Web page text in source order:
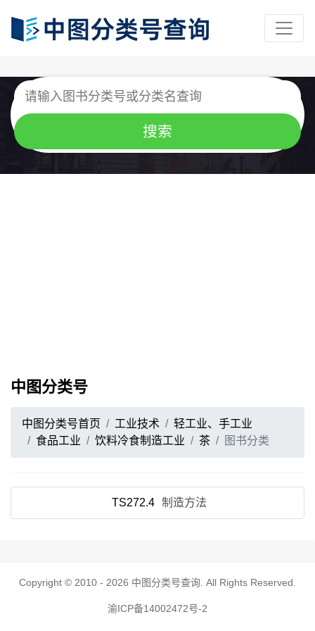
中图分类号
中图分类号首页 工业技术
轻工业、手工业
食品工业
饮料冷食制造工业 茶 图书分类
TS272.4 制造方法
Copyright © 2010 - 2026 中图分类号查询 . All Rights Reserved.
渝ICP备14002472号-2